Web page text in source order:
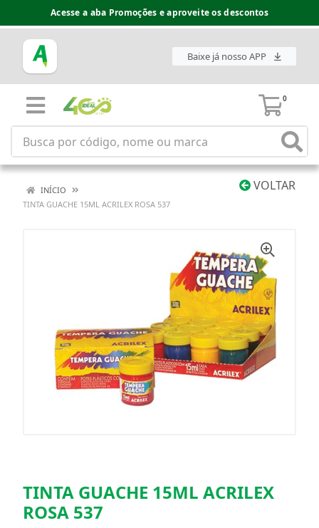
Acesse a aba Promoções e aproveite os descontos
Baixe já nosso APP
0
VOLTAR
INÍCIO
TINTA GUACHE 15ML ACRILEX ROSA 537
TINTA GUACHE 15ML ACRILEX
ROSA 537